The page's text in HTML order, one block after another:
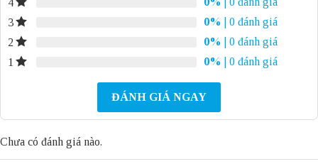
3
0%
| 0 đánh giá
2
0%
| 0 đánh giá
1
0% | 0 đánh giá
ĐÁNH GIÁ NGAY
Chưa có đánh giá nào.